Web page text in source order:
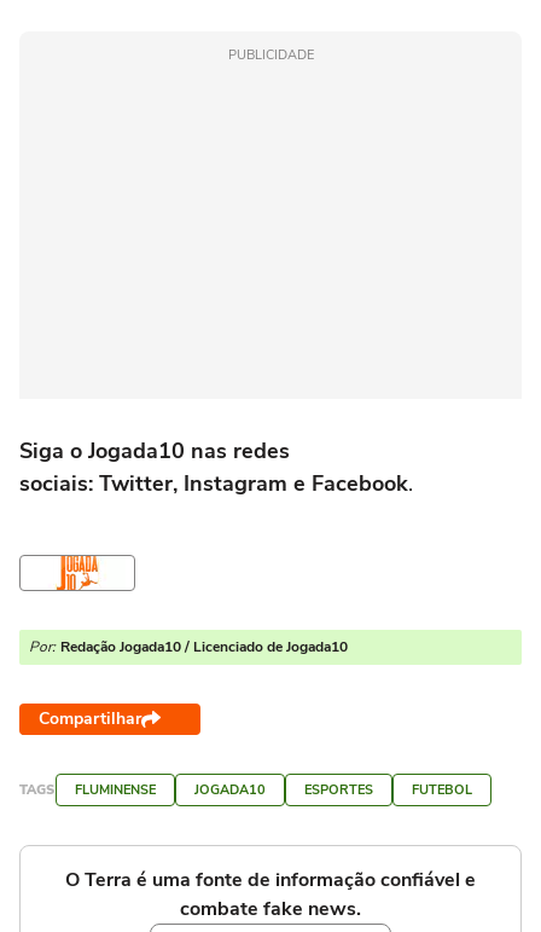
PUBLICIDADE
Siga o Jogada10 nas redes
sociais: Twitter, Instagram e Facebook.
Por: Redação Jogada10 / Licenciado de Jogada10
Compartilhar
TAGS FLUMINENSE JOGADA10 ESPORTES FUTEBOL
O Terra é uma fonte de informação confiável e
combate fake news.